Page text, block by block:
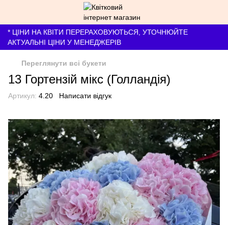
* ЦІНИ НА КВІТИ ПЕРЕРАХОВУЮТЬСЯ, УТОЧНЮЙТЕ
АКТУАЛЬНІ ЦІНИ У МЕНЕДЖЕРІВ
Переглянути всі букети
13 Гортензій мікс (Голландія)
Артикул: 4.20 Написати відгук